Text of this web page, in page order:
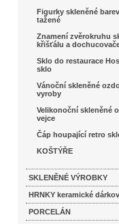
Figurky skleněné
tažené
Znamení zvěrokruhu
křišťálu a
Sklo do restaurace
sklo
Vánoční skleněné
vyroby
Velikonoční skleněné
vejce
Čáp houpající retro
KOŠTÝŘE
SKLENĚNÉ VÝROBKY
HRNKY keramické
PORCELÁN